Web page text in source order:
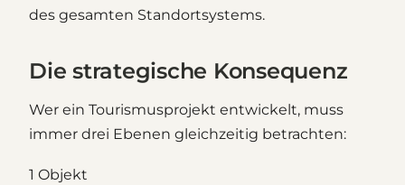
des gesamten Standortsystems.
Die strategische Konsequenz
Wer ein Tourismusprojekt entwickelt, muss
immer drei Ebenen gleichzeitig betrachten:
1 Objekt